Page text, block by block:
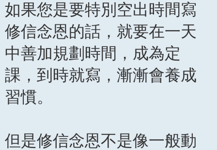
如果您是要特別空出時間寫
修信念恩的話，就要在一天
中善加規劃時間，成為定
課，到時就寫，漸漸會養成
習慣。
但是修信念恩不是像一般動